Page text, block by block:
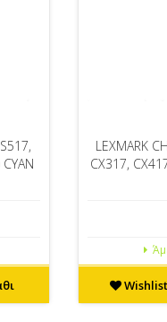
LEXMARK
CX317,
Wishlist